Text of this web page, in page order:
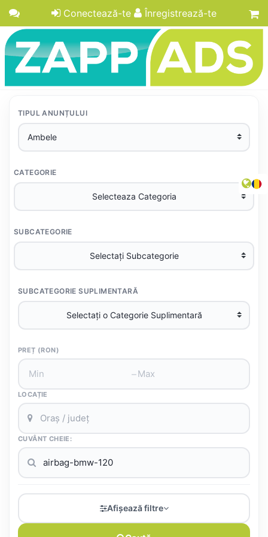
Conectează-te Înregistrează-te
TIPUL ANUNȚULUI
CATEGORIE
SUBCATEGORIE
SUBCATEGORIE SUPLIMENTARĂ
PREȚ (RON)
–
LOCAȚIE
CUVÂNT CHEIE:
Afișează filtre